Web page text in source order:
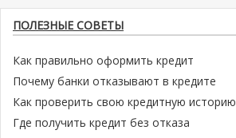
ПОЛЕЗНЫЕ СОВЕТЫ
Как правильно оформить кредит
Почему банки отказывают в кредите
Как проверить свою кредитную историю
Где получить кредит без отказа